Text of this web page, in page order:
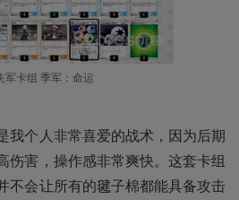
军卡组 季军：命运
我个人非常喜爱的战术，因为后期
伤害，操作感非常爽快。这套卡组
不会让所有的毽子棉都能具备攻击